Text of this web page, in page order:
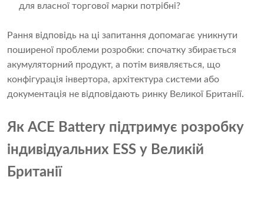
для власної торгової марки потрібні?
Рання відповідь на ці запитання допомагає уникнути
поширеної проблеми розробки: спочатку збирається
акумуляторний продукт, а потім виявляється, що
конфігурація інвертора, архітектура системи або
документація не відповідають ринку Великої Британії.
Як ACE Battery підтримує розробку
індивідуальних ESS у Великій
Британії